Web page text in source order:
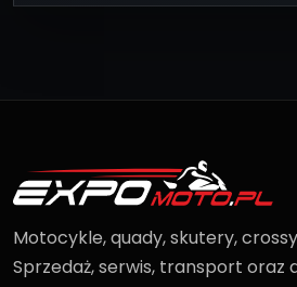
Motocykle, quady, skutery, crossy,
Sprzedaż, serwis, transport oraz